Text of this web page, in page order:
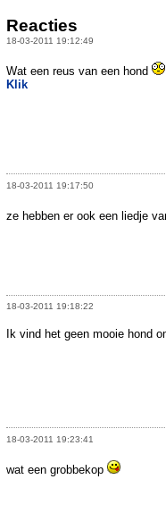
Reacties
18-03-2011 19:12:49
Wat een reus van een hond
Klik
18-03-2011 19:17:50
ze hebben er ook een liedje
18-03-2011 19:18:22
Ik vind het geen mooie hond
18-03-2011 19:23:41
wat een grobbekop